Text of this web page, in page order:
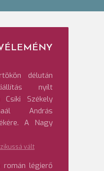
délután
nyílt
Csíki Székely
András
A Nagy
vált
légierő